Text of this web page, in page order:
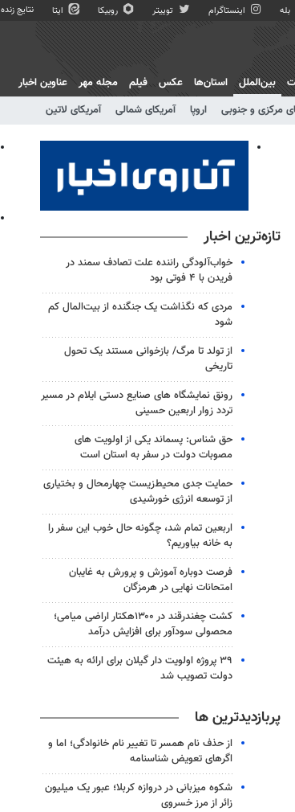
بله اینستاگرام توییتر روبیکا ایتا نتایج زنده
بین‌الملل
مرکزی و جنوبی اروپا آمریکای شمالی آمریکای لاتین
استان‌ها عکس فیلم مجله مهر عناوین اخبار
تازه‌ترین اخبار
خواب‌آلودگی راننده علت تصادف سمند در
فریدن با ۴ فوتی بود
مردی که نگذاشت یک جنگنده از بیت‌المال کم
شود
از تولد تا مرگ/ بازخوانی مستند یک تحول
تاریخی
رونق نمایشگاه های صنایع دستی ایلام در مسیر
تردد زوار اربعین حسینی
حق شناس: پسماند یکی از اولویت های
مصوبات دولت در سفر به استان است
حمایت جدی محیط‌زیست چهارمحال و بختیاری
از توسعه انرژی خورشیدی
اربعین تمام شد، چگونه حال خوب این سفر را
به خانه بیاوریم؟
فرصت دوباره آموزش و پرورش به غایبان
امتحانات نهایی در هرمزگان
کشت چغندرقند در ۱۳۰۰هکتار اراضی میامی؛
محصولی سودآور برای افزایش درآمد
۳۹ پروژه اولویت دار گیلان برای ارائه به هیئت
دولت تصویب شد
پربازدیدترین ها
از حذف نام همسر تا تغییر نام خانوادگی؛ اما و
اگرهای تعویض شناسنامه
شکوه میزبانی در دروازه کربلا؛ عبور یک میلیون
زائر از مرز خسروی